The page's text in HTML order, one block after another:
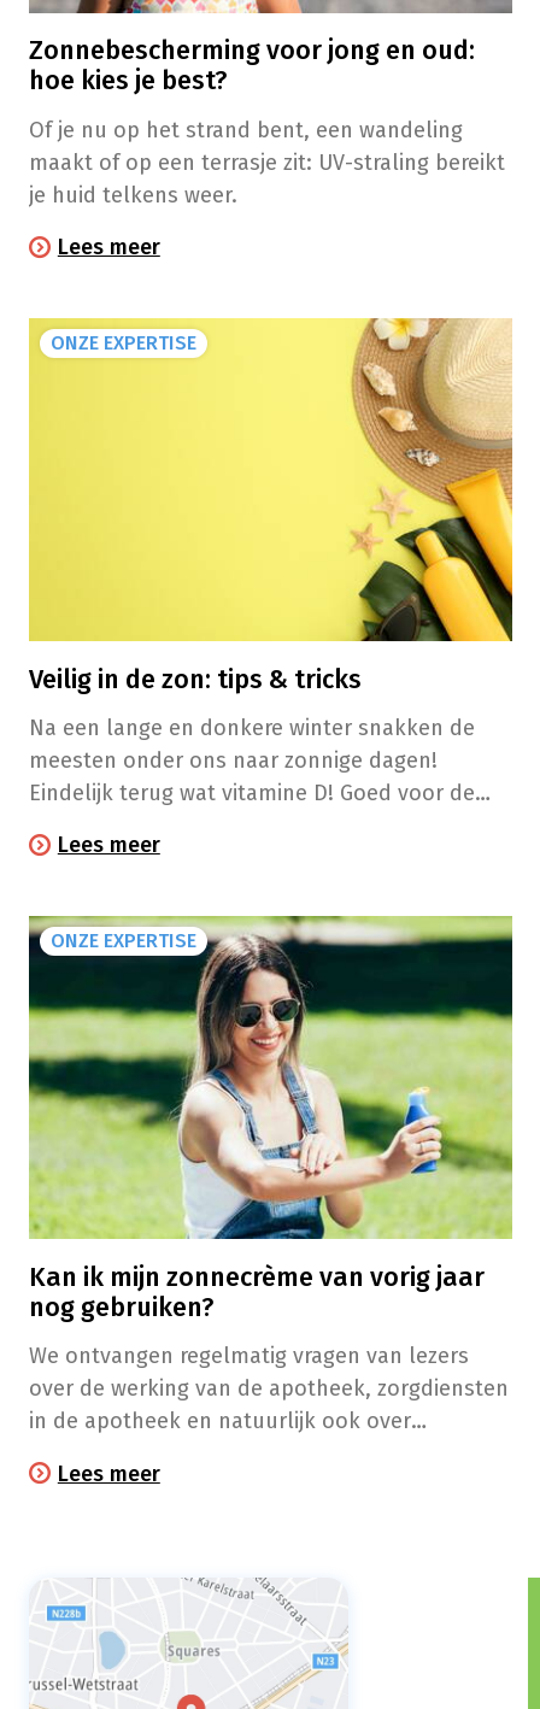
Zonnebescherming voor jong en oud:
hoe kies je best?
Of je nu op het strand bent, een wandeling
maakt of op een terrasje zit: UV-straling bereikt
je huid telkens weer.
Lees meer
ONZE EXPERTISE
Veilig in de zon: tips & tricks
Na een lange en donkere winter snakken de
meesten onder ons naar zonnige dagen!
Eindelijk terug wat vitamine D! Goed voor de
geniet van de zon.
Lees meer
ONZE EXPERTISE
Kan ik mijn zonnecrème van vorig jaar
nog gebruiken?
We ontvangen regelmatig vragen van lezers
over de werking van de apotheek, zorgdiensten
in de apotheek en natuurlijk ook over
gezondheidsproducten. We beantwoorden ze
Lees meer